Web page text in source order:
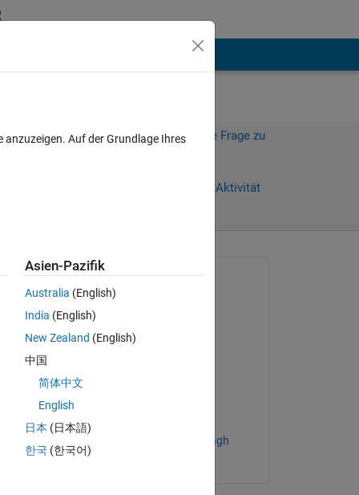
Melden Sie sich an, um diese Frage zu
Anmelden, um Aktivität
MarshallSc
am 26 Feb. 2022
am 27 Feb. 2022
Akzeptiert:
Abolfazl Chaman Motlagh
Auf der Grundlage Ihres
Asien-Pazifik
Australia (English)
India (English)
New Zealand (English)
中国
简体中文
English
日本 (日本語)
한국 (한국어)